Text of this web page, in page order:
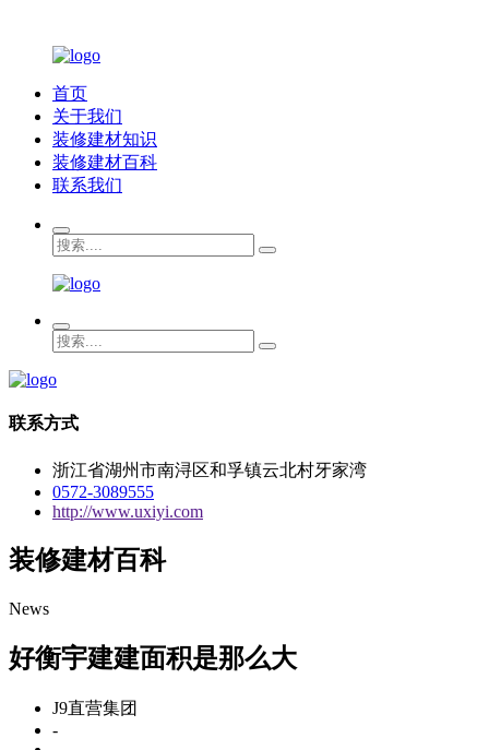
首页
关于我们
装修建材知识
装修建材百科
联系我们
联系方式
浙江省湖州市南浔区和孚镇云北村牙家湾
0572-3089555
http://www.uxiyi.com
装修建材百科
News
好衡宇建建面积是那么大
J9直营集团
-